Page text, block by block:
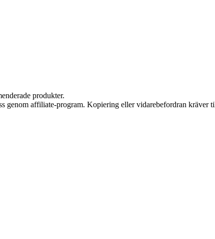
produkter.
genom affiliate-program. Kopiering eller vidarebefordran kräver